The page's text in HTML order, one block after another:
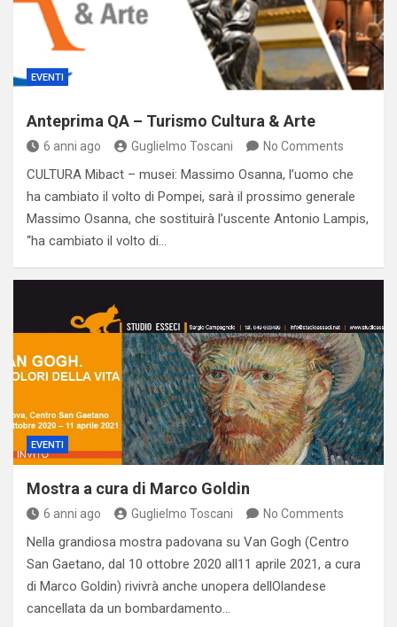
EVENTI
Anteprima QA – Turismo Cultura & Arte
6 anni ago Guglielmo Toscani No Comments
CULTURA Mibact – musei: Massimo Osanna, l’uomo che
ha cambiato il volto di Pompei, sarà il prossimo generale
Massimo Osanna, che sostituirà l’uscente Antonio Lampis,
“ha cambiato il volto di…
EVENTI
Mostra a cura di Marco Goldin
6 anni ago Guglielmo Toscani No Comments
Nella grandiosa mostra padovana su Van Gogh (Centro
San Gaetano, dal 10 ottobre 2020 all11 aprile 2021, a cura
di Marco Goldin) rivivrà anche unopera dellOlandese
cancellata da un bombardamento…